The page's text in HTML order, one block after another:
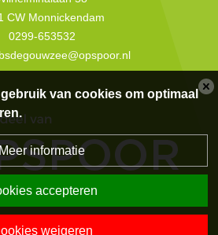
CW Monnickendam
0299-653532
van cookies om optimaal
Meer informatie
accepteren
weigeren